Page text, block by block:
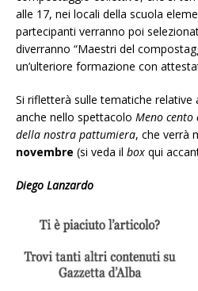
alle 17, nei locali della scuola
partecipanti verranno poi
diverranno “Maestri del
un’ulteriore formazione con
Si rifletterà sulle tematiche relative
anche nello spettacolo Meno
della nostra pattumiera, che verrà
novembre (si veda il box qui
Diego Lanzardo